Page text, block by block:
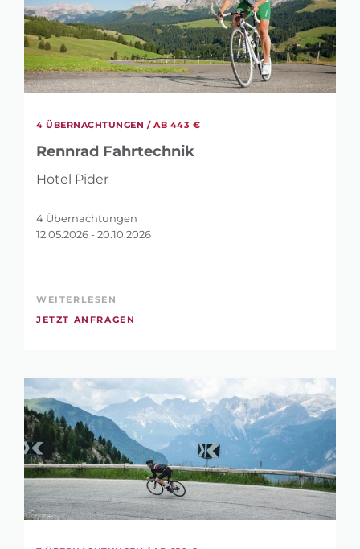
SUCHBEGRIFF
VERFÜGBARKEITS-CHECKER: IN WELCHEM
ZEITRAUM MÖCHTEST DU URLAUB
WIE VIELE NÄCHTE?
4
7
4 ÜBERNACHTUNGEN / AB 443 €
Rennrad Fahrtechnik
Hotel Pider
4 Übernachtungen
12.05.2026 - 20.10.2026
WEITERLESEN
JETZT ANFRAGEN